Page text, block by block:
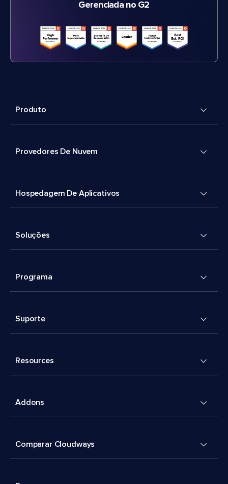
Gerenciada no G2
Produto
Provedores De Nuvem
Hospedagem De Aplicativos
Soluções
Programa
Suporte
Resources
Addons
Comparar Cloudways